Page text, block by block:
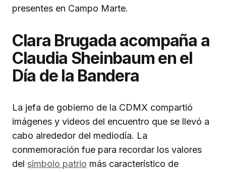
presentes en Campo Marte.
Clara Brugada acompaña a
Claudia Sheinbaum en el
Día de la Bandera
La jefa de gobierno de la CDMX compartió
imágenes y videos del encuentro que se llevó a
cabo alrededor del mediodía. La
conmemoración fue para recordar los valores
del símbolo patrio más característico de